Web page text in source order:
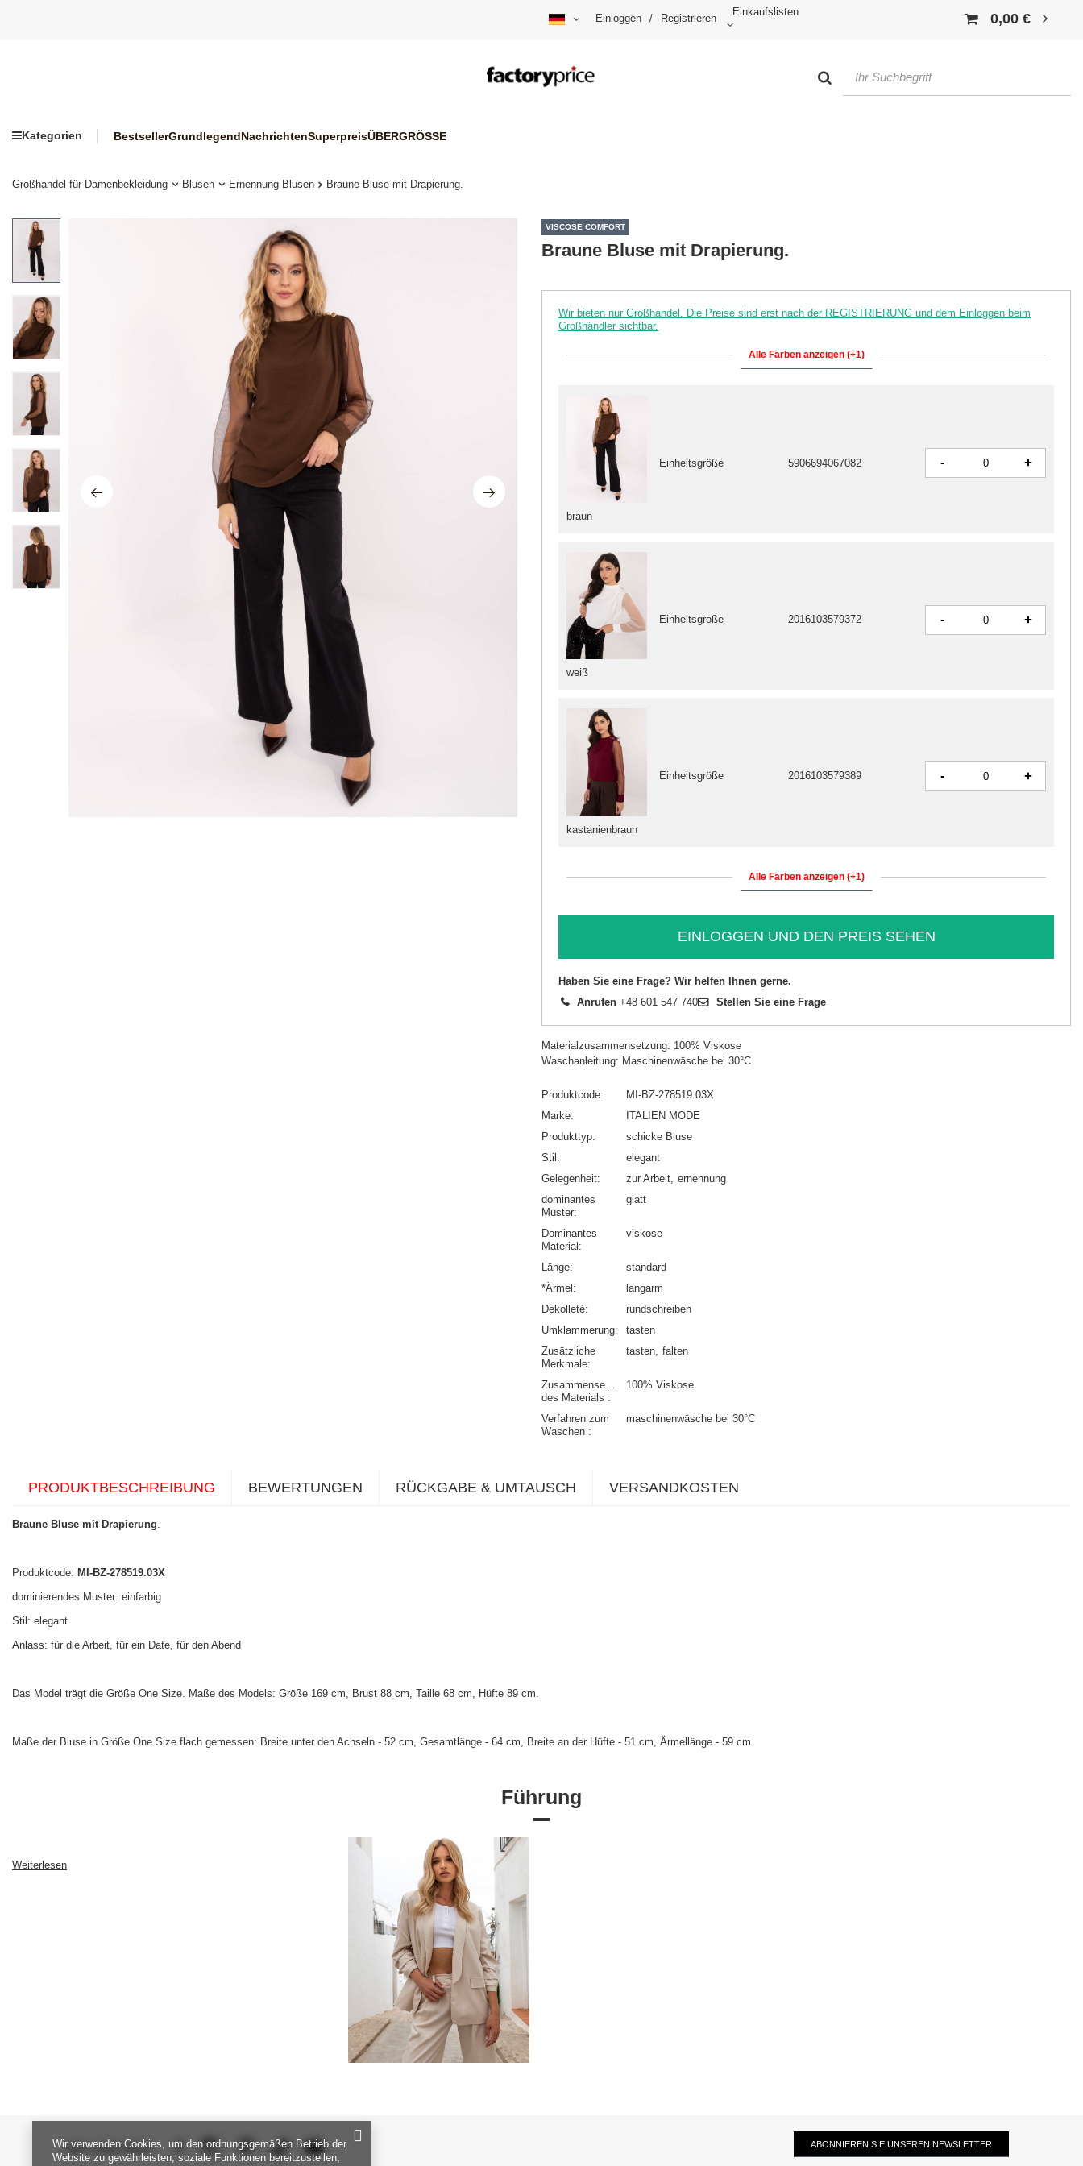
Einloggen / Registrieren
Einkaufslisten 0,00 €
Kategorien BestsellerGrundlegendNachrichtenSuperpreisÜBERGRÖSSE
Großhandel für Damenbekleidung Blusen Ernennung Blusen Braune Bluse mit Drapierung.
VISCOSE COMFORT
Braune Bluse mit Drapierung.
Wir bieten nur Großhandel. Die Preise sind erst nach der REGISTRIERUNG und dem Einloggen beim
Großhändler sichtbar.
Alle Farben anzeigen (+1)
weiß
Einheitsgröße 2016103579372 - +
braun
Einheitsgröße 5906694067082 - +
kastanienbraun
Einheitsgröße 2016103579389 - +
Alle Farben anzeigen (+1)
EINLOGGEN UND DEN PREIS SEHEN
Haben Sie eine Frage? Wir helfen Ihnen gerne.
Anrufen +48 601 547 740 Stellen Sie eine Frage
Materialzusammensetzung: 100% Viskose
Waschanleitung: Maschinenwäsche bei 30°C
Produktcode
MI-BZ-278519.03X
Marke
ITALIEN MODE
Produkttyp
schicke Bluse
Stil
elegant
Gelegenheit
zur Arbeit ernennung
dominantes
Muster
glatt
Dominantes
Material
viskose
Länge
standard
*Ärmel
langarm
Dekolleté
rundschreiben
Umklammerung
tasten
Zusätzliche
Merkmale
tasten falten
Zusammensetzung
des Materials
100% Viskose
Verfahren zum
Waschen
maschinenwäsche bei 30°C
PRODUKTBESCHREIBUNG BEWERTUNGEN RÜCKGABE & UMTAUSCH VERSANDKOSTEN
Braune Bluse mit Drapierung
Produktcode: MI-BZ-278519.03X
dominierendes Muster: einfarbig
Stil: elegant
Anlass: für die Arbeit, für ein Date, für den Abend
Das Model trägt die Größe One Size. Maße des Models: Größe 169 cm, Brust 88 cm, Taille 68 cm, Hüfte 89 cm
Maße der Bluse in Größe One Size flach gemessen: Breite unter den Achseln - 52 cm, Gesamtlänge - 64 cm, Breite an der Hüfte - 51 cm, Ärmellänge - 59 cm.
Führung
Weiterlesen
SEI UNS NAH ABONNIEREN SIE UNSEREN NEWSLETTER
Wir verwenden Cookies, um den ordnungsgemäßen Betrieb der
Website zu gewährleisten, soziale Funktionen bereitzustellen,